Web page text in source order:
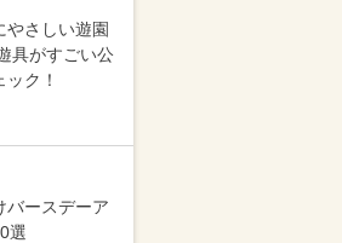
やさしい遊園
具がすごい公
ック！
バースデーア
選